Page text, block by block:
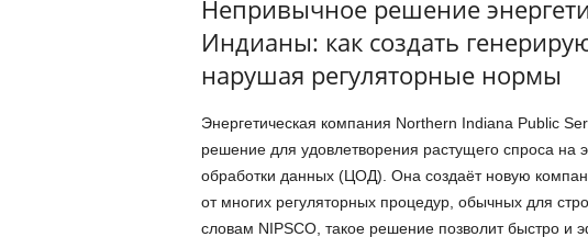
Непривычное решение
Индианы: как создать
нарушая регуляторные нормы
Энергетическая компания Northern Indiana Public
решение для удовлетворения растущего спроса на
обработки данных (ЦОД). Она создаёт новую
от многих регуляторных процедур, обычных для
словам NIPSCO, такое решение позволит быстро и